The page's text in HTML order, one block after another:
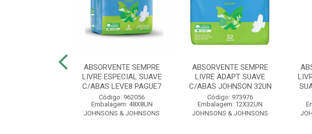
ABSORVENTE SEMPRE
LIVRE ESPECIAL SUAVE
C/ABAS LEVE8 PAGUE7
Código: 962056
Embalagem: 48X8UN
JOHNSONS & JOHNSONS
ABSORVENTE SEMPRE
LIVRE ADAPT SUAVE
C/ABAS JOHNSON 32UN
Código: 973976
Embalagem: 12X32UN
JOHNSONS & JOHNSONS